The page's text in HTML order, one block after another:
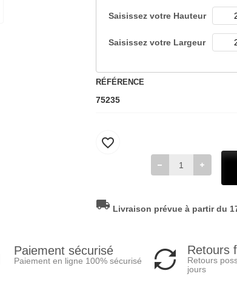
Saisissez votre Hauteur
Saisissez votre Largeur
RÉFÉRENCE
75235
favorite_border
local_shipping Livraison prévue à partir du
Paiement sécurisé
Paiement en ligne 100% sécurisé
Retours
Retours
jours